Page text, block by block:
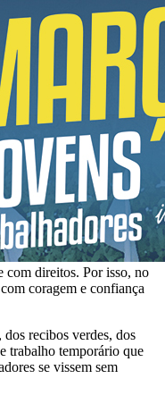
com direitos. Por isso, no
coragem e confiança
recibos verdes, dos
trabalho temporário que
se vissem sem